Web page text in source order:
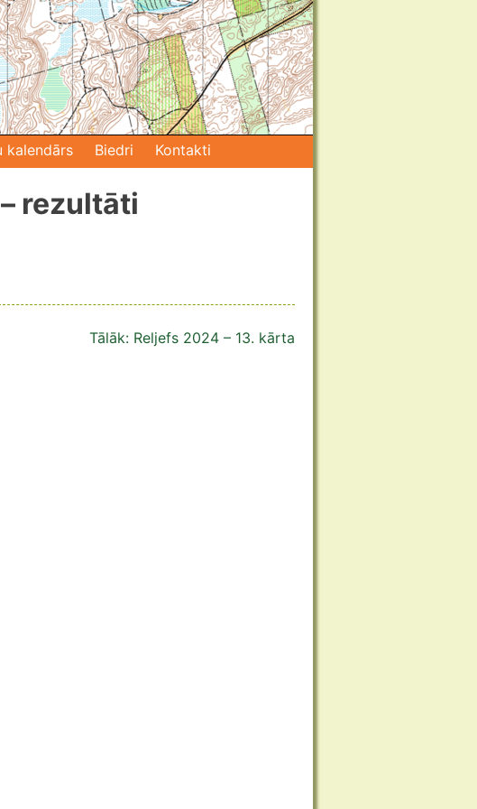
kalendārs Biedri Kontakti
rezultāti
Tālāk: Reljefs 2024 – 13. kārta